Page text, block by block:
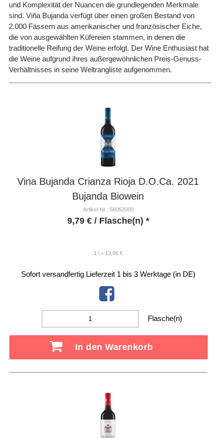
und Komplexität der Nuancen die grundlegenden Merkmale
sind. Viña Bujanda verfügt über einen großen Bestand von
2.000 Fässern aus amerikanischer und französischer Eiche,
die von ausgewählten Küfereien stammen, in denen die
traditionelle Reifung der Weine erfolgt. Der Wine Enthusiast hat
die Weine aufgrund ihres außergewöhnlichen Preis-Genuss-
Verhältnisses in seine Weltrangliste aufgenommen.
Vina Bujanda Crianza Rioja D.O.Ca. 2021
Bujanda Biowein
Artikel-Nr.: S6052000
9,79 €/ Flasche(n) *
1 l = 13,05 €
Sofort versandfertig Lieferzeit 1 bis 3 Werktage (in DE)
Flasche(n)
In den Warenkorb